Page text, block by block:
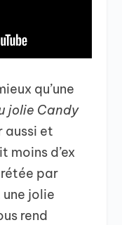
qu’une
jolie Candy
aussi et
moins d’ex
par
jolie
rend